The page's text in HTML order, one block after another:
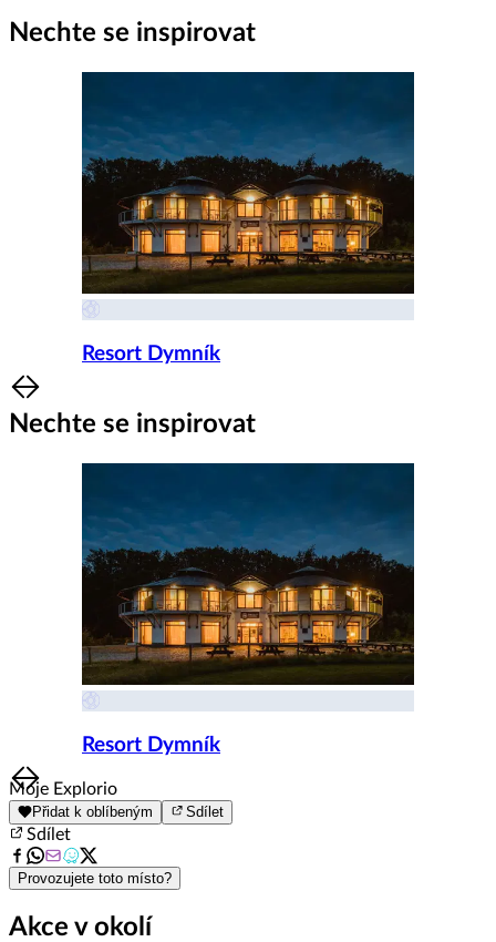
Nechte se inspirovat
Resort Dymník
Item
1
of
Nechte se inspirovat
Resort Dymník
Item
1
of
8
Moje Explorio
Přidat k oblíbeným Sdílet
Sdílet
Provozujete toto místo?
Akce v okolí